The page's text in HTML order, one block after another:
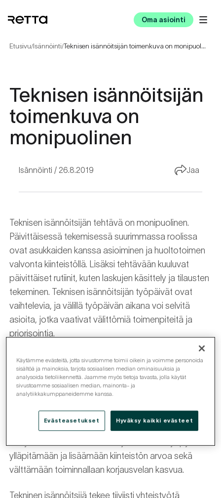
Oma asiointi
Etusivu/Isännöinti/ Teknisen isännöitsijän toimenkuva on monipuolinen
Teknisen isännöitsijän
toimenkuva on
monipuolinen
Isännöinti 26.8.2019 Jaa
Teknisen isännöitsijän tehtävä on monipuolinen.
Päivittäisessä tekemisessä suurimmassa roolissa
ovat asukkaiden kanssa asioiminen ja huoltotoimen
valvonta kiinteistöllä. Lisäksi tehtävään kuuluvat
päivittäiset rutiinit, kuten laskujen käsittely ja tilausten
tekeminen. Teknisen isännöitsijän työpäivät ovat
vaihtelevia, ja välillä työpäivän aikana voi selvitä
asioita, jotka vaativat välittömiä toimenpiteitä ja
priorisointia.
Päivittäisten tehtävien lisäksi tekninen isännöitsijä
hoitaa vuosikellon mukaisia isompia kokonaisuuksia
taloyhtiössä. Näitä ovat esimerkiksi budjetointi,
töiden aikatauluttaminen, vuodenajat ja lomakaudet
huomioiden. Tekninen isännöitsijä suunnittelee
ylläpitämään ja lisäämään kiinteistön arvoa sekä
välttämään toiminnallaan korjausvelan kasvua.
Tekninen isännöitsijä tekee tiiviisti yhteistyötä
Käytämme evästeitä, jotta sivustomme toimii oikein ja voimme personoida
sisältöä ja mainoksia, tarjota sosiaalisen median ominaisuuksia ja
analysoida tietoliikennettä. Jaamme myös tietoja tavasta, jolla käytät
sivustoamme sosiaalisen median, mainonta- ja
analytiikkakumppaneidemme kanssa.
Evästeasetukset Hyväksy kaikki evästeet